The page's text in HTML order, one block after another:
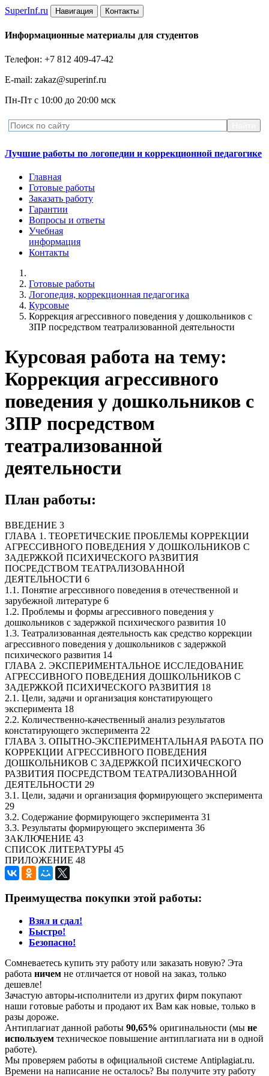
SuperInf.ru Навигация Контакты
Информационные материалы для студентов
Телефон: +7 812 409-47-42
E-mail: zakaz@superinf.ru
Пн-Пт с 10:00 до 20:00 мск
Лучшие работы по логопедии и коррекционной педагогике
Главная
Готовые работы
Заказать работу
Гарантии
Вопросы и ответы
Учебная
информация
Контакты
Готовые работы
Логопедия, коррекционная педагогика
Курсовые
Коррекция агрессивного поведения у дошкольников с
ЗПР посредством театрализованной деятельности
Курсовая работа на тему:
Коррекция агрессивного
поведения у дошкольников с
ЗПР посредством
театрализованной
деятельности
План работы:
ВВЕДЕНИЕ 3
ГЛАВА 1. ТЕОРЕТИЧЕСКИЕ ПРОБЛЕМЫ КОРРЕКЦИИ
АГРЕССИВНОГО ПОВЕДЕНИЯ У ДОШКОЛЬНИКОВ С
ЗАДЕРЖКОЙ ПСИХИЧЕСКОГО РАЗВИТИЯ
ПОСРЕДСТВОМ ТЕАТРАЛИЗОВАННОЙ
ДЕЯТЕЛЬНОСТИ 6
1.1. Понятие агрессивного поведения в отечественной и
зарубежной литературе 6
1.2. Проблемы и формы агрессивного поведения у
дошкольников с задержкой психического развития 10
1.3. Театрализованная деятельность как средство коррекции
агрессивного поведения у дошкольников с задержкой
психического развития 14
ГЛАВА 2. ЭКСПЕРИМЕНТАЛЬНОЕ ИССЛЕДОВАНИЕ
АГРЕССИВНОГО ПОВЕДЕНИЯ ДОШКОЛЬНИКОВ С
ЗАДЕРЖКОЙ ПСИХИЧЕСКОГО РАЗВИТИЯ 18
2.1. Цели, задачи и организация констатирующего
эксперимента 18
2.2. Количественно-качественный анализ результатов
констатирующего эксперимента 22
ГЛАВА 3. ОПЫТНО-ЭКСПЕРИМЕНТАЛЬНАЯ РАБОТА ПО
КОРРЕКЦИИ АГРЕССИВНОГО ПОВЕДЕНИЯ
ДОШКОЛЬНИКОВ С ЗАДЕРЖКОЙ ПСИХИЧЕСКОГО
РАЗВИТИЯ ПОСРЕДСТВОМ ТЕАТРАЛИЗОВАННОЙ
ДЕЯТЕЛЬНОСТИ 29
3.1. Цели, задачи и организация формирующего эксперимента
29
3.2. Содержание формирующего эксперимента 31
3.3. Результаты формирующего эксперимента 36
ЗАКЛЮЧЕНИЕ 43
СПИСОК ЛИТЕРАТУРЫ 45
ПРИЛОЖЕНИЕ 48
Преимущества покупки этой работы:
Взял и сдал!
Быстро!
Безопасно!
Сомневаетесь купить эту работу или заказать новую? Эта
работа ничем не отличается от новой на заказ, только
дешевле!
Зачастую авторы-исполнители из других фирм покупают
наши готовые работы и продают их Вам как новые, только в
разы дороже.
Антиплагиат данной работы 90,65% оригинальности (мы не
используем техническое повышение антиплагиата ни в одной
работе).
Мы проверяем работы в официальной системе Аntiplagiat.ru.
Времени на написание не осталось? Вы получите эту работу